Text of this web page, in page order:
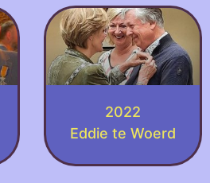
2022
Eddie te Woerd